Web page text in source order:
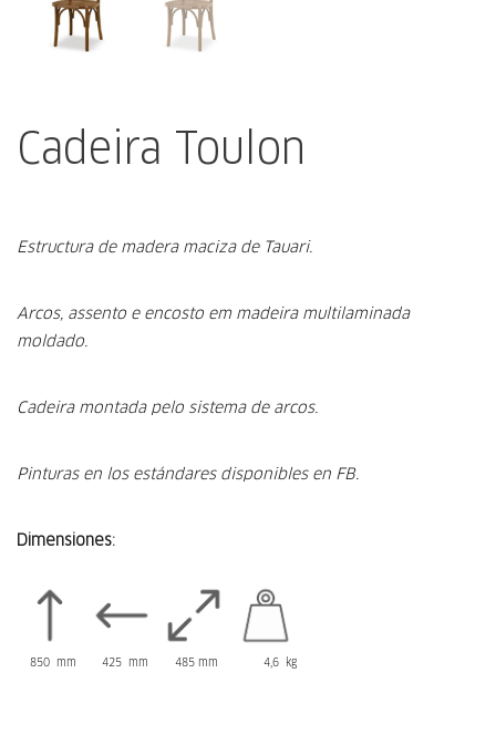
Cadeira Toulon
Estructura de madera maciza de Tauari.
Arcos, assento e encosto em madeira multilaminada
moldado.
Cadeira montada pelo sistema de arcos.
Pinturas en los estándares disponibles en FB.
Dimensiones:
850 mm 425 mm 485 mm 4,6 kg